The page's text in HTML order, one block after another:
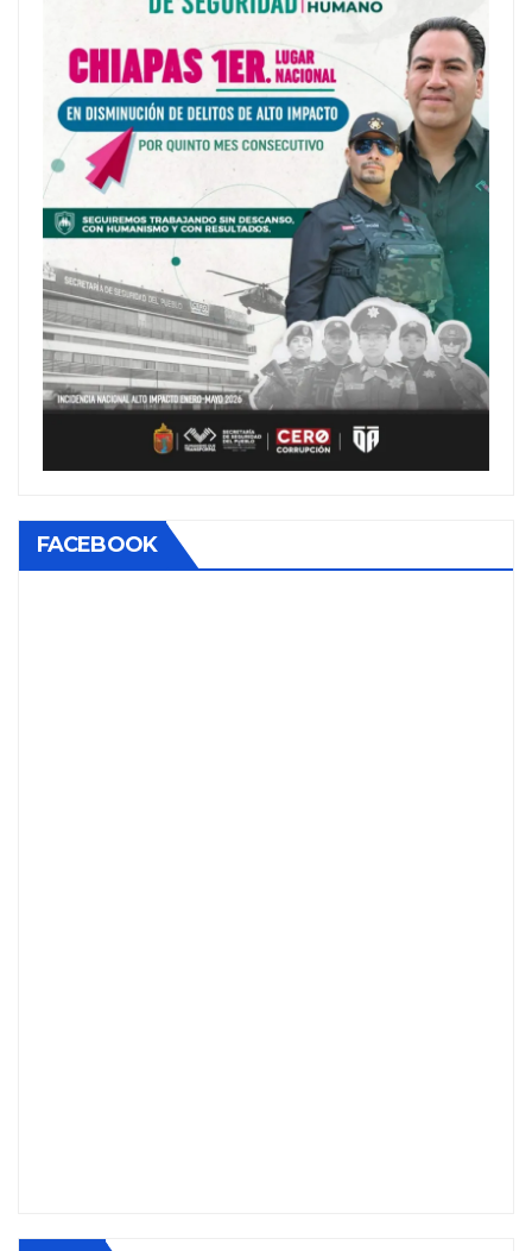
FACEBOOK